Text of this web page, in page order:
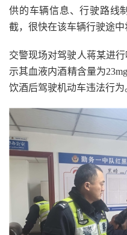
供的车辆信息、行驶路线
截，很快在该车辆行驶途中
交警现场对驾驶人蒋某进
示其血液内酒精含量为
饮酒后驾驶机动车违法行为